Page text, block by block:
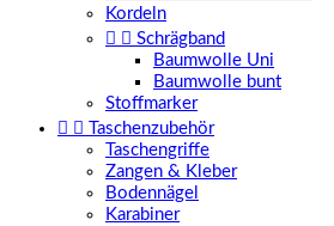
Kordeln
  Schrägband
Baumwolle Uni
Baumwolle bunt
Stoffmarker
 
Taschenzubehör
Taschengriffe
Zangen & Kleber
Bodennägel
Karabiner